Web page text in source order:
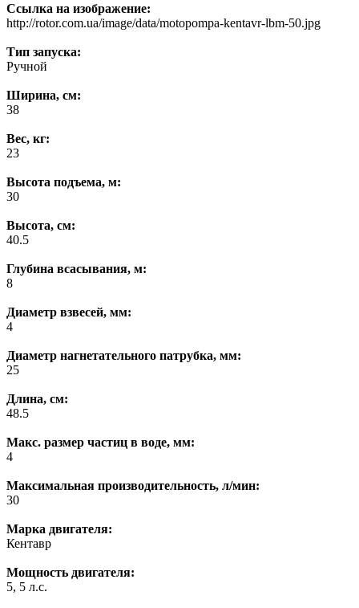
Ссылка на изображение:
http://rotor.com.ua/image/data/motopompa-kentavr-lbm-50.jpg
Тип запуска:
Ручной
Ширина, см:
38
Вес, кг:
23
Высота подъема, м:
30
Высота, см:
40.5
Глубина всасывания, м:
8
Диаметр взвесей, мм:
4
Диаметр нагнетательного патрубка, мм:
25
Длина, см:
48.5
Макс. размер частиц в воде, мм:
4
Максимальная производительность, л/мин:
30
Марка двигателя:
Кентавр
Мощность двигателя:
5, 5 л.с.